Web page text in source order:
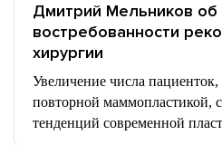
Дмитрий Мельников об
востребованности
хирургии
Увеличение числа
повторной маммопластикой,
тенденций современной